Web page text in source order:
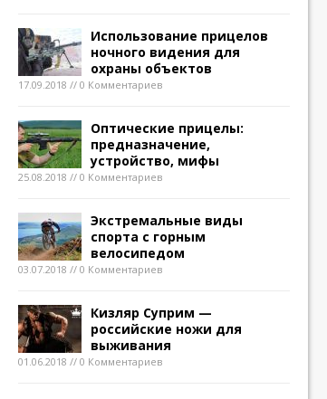
Использование прицелов
ночного видения для
охраны объектов
17.09.2018 // 0 Комментариев
Оптические прицелы:
предназначение,
устройство, мифы
25.08.2018 // 0 Комментариев
Экстремальные виды
спорта с горным
велосипедом
03.07.2018 // 0 Комментариев
Кизляр Суприм —
российские ножи для
выживания
01.06.2018 // 0 Комментариев